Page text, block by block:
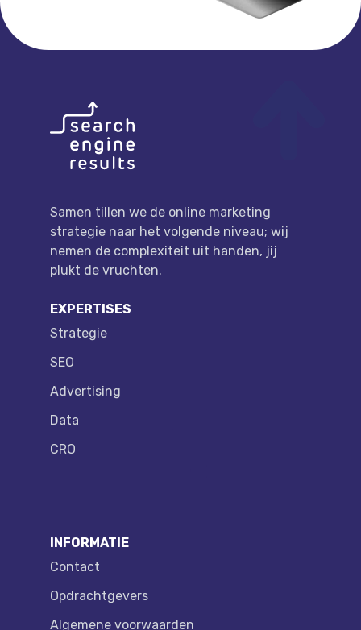
LINK NAAR DE HOMEPAGE
Samen tillen we de online marketing
strategie naar het volgende niveau; wij
nemen de complexiteit uit handen, jij
plukt de vruchten.
EXPERTISES
Strategie
SEO
Advertising
Data
CRO
INFORMATIE
Contact
Opdrachtgevers
Algemene voorwaarden